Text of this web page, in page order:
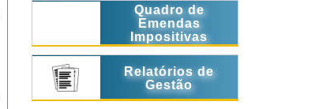
Quadro de
Emendas
Impositivas
Relatórios de
Gestão